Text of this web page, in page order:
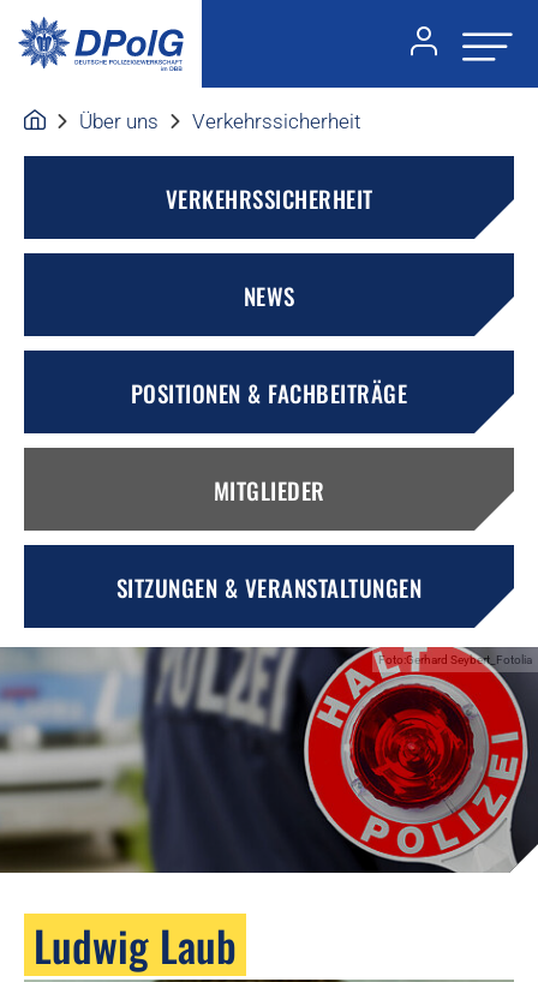
Über uns Verkehrssicherheit
VERKEHRSSICHERHEIT
NEWS
POSITIONEN & FACHBEITRÄGE
MITGLIEDER
SITZUNGEN & VERANSTALTUNGEN
Foto:Gerhard Seybert_Fotolia
Ludwig Laub